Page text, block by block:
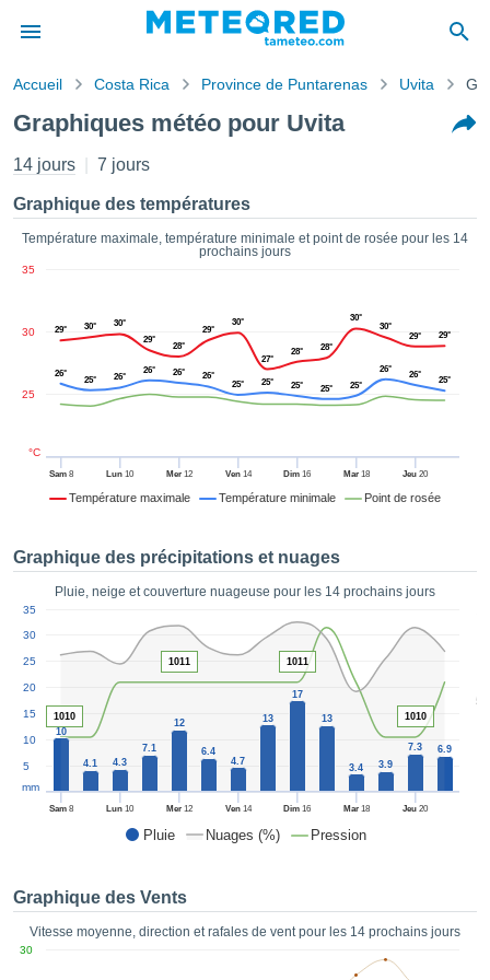
de
a
par
Vous
les
:
des
par le
nous
de
des
de très
ACCEPTER
PARAMÈTRES
Accueil Costa Rica Province de Puntarenas Uvita
Graphiques météo pour Uvita
14 jours 7 jours
Graphique des températures
Température maximale, température minimale et point de rosée pour les 14
prochains jours
Température maximale Température minimale Point de rosée
Sam8 Lun 10 Mer12 Ven14 Dim 16 Mar18 Jeu 20
25
30
35
°C
29° 30°
30°
29°
28°
29°
30°
27°
28° 28°
30°
30°
29°
29°
26°
25° 26°
26° 26°
26°
25°
25° 25° 25° 25°
26°
26°
25°
Graphique des précipitations et nuages
Pluie, neige et couverture nuageuse pour les 14 prochains jours
Pluie Nuages (%) Pression
50
Sam8 Lun 10 Mer12 Ven14 Dim 16 Mar18 Jeu 20
5
10
15
20
25
30
35
mm
10
4.1 4.3
7.1
12
6.4
4.7
13
17
13
3.4 3.9
7.3 6.9
1010
1011 1011
1010
Graphique des Vents
Vitesse moyenne, direction et rafales de vent pour les 14 prochains jours
30